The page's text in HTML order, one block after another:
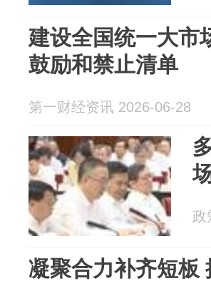
建设全国统一大市
鼓励和禁止清单
第一财经资讯 2026-06-28
政
凝聚合力补齐短板